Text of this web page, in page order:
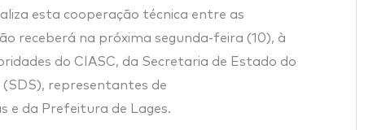
esta cooperação técnica entre as
receberá na próxima segunda-feira (10), à
do CIASC, da Secretaria de Estado do
representantes de
e da Prefeitura de Lages.